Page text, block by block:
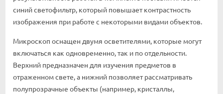
синий светофильтр, который повышает контрастность
изображения при работе с некоторыми видами объектов.
Микроскоп оснащен двумя осветителями, которые могут
включаться как одновременно, так и по отдельности.
Верхний предназначен для изучения предметов в
отраженном свете, а нижний позволяет рассматривать
полупрозрачные объекты (например, кристаллы,